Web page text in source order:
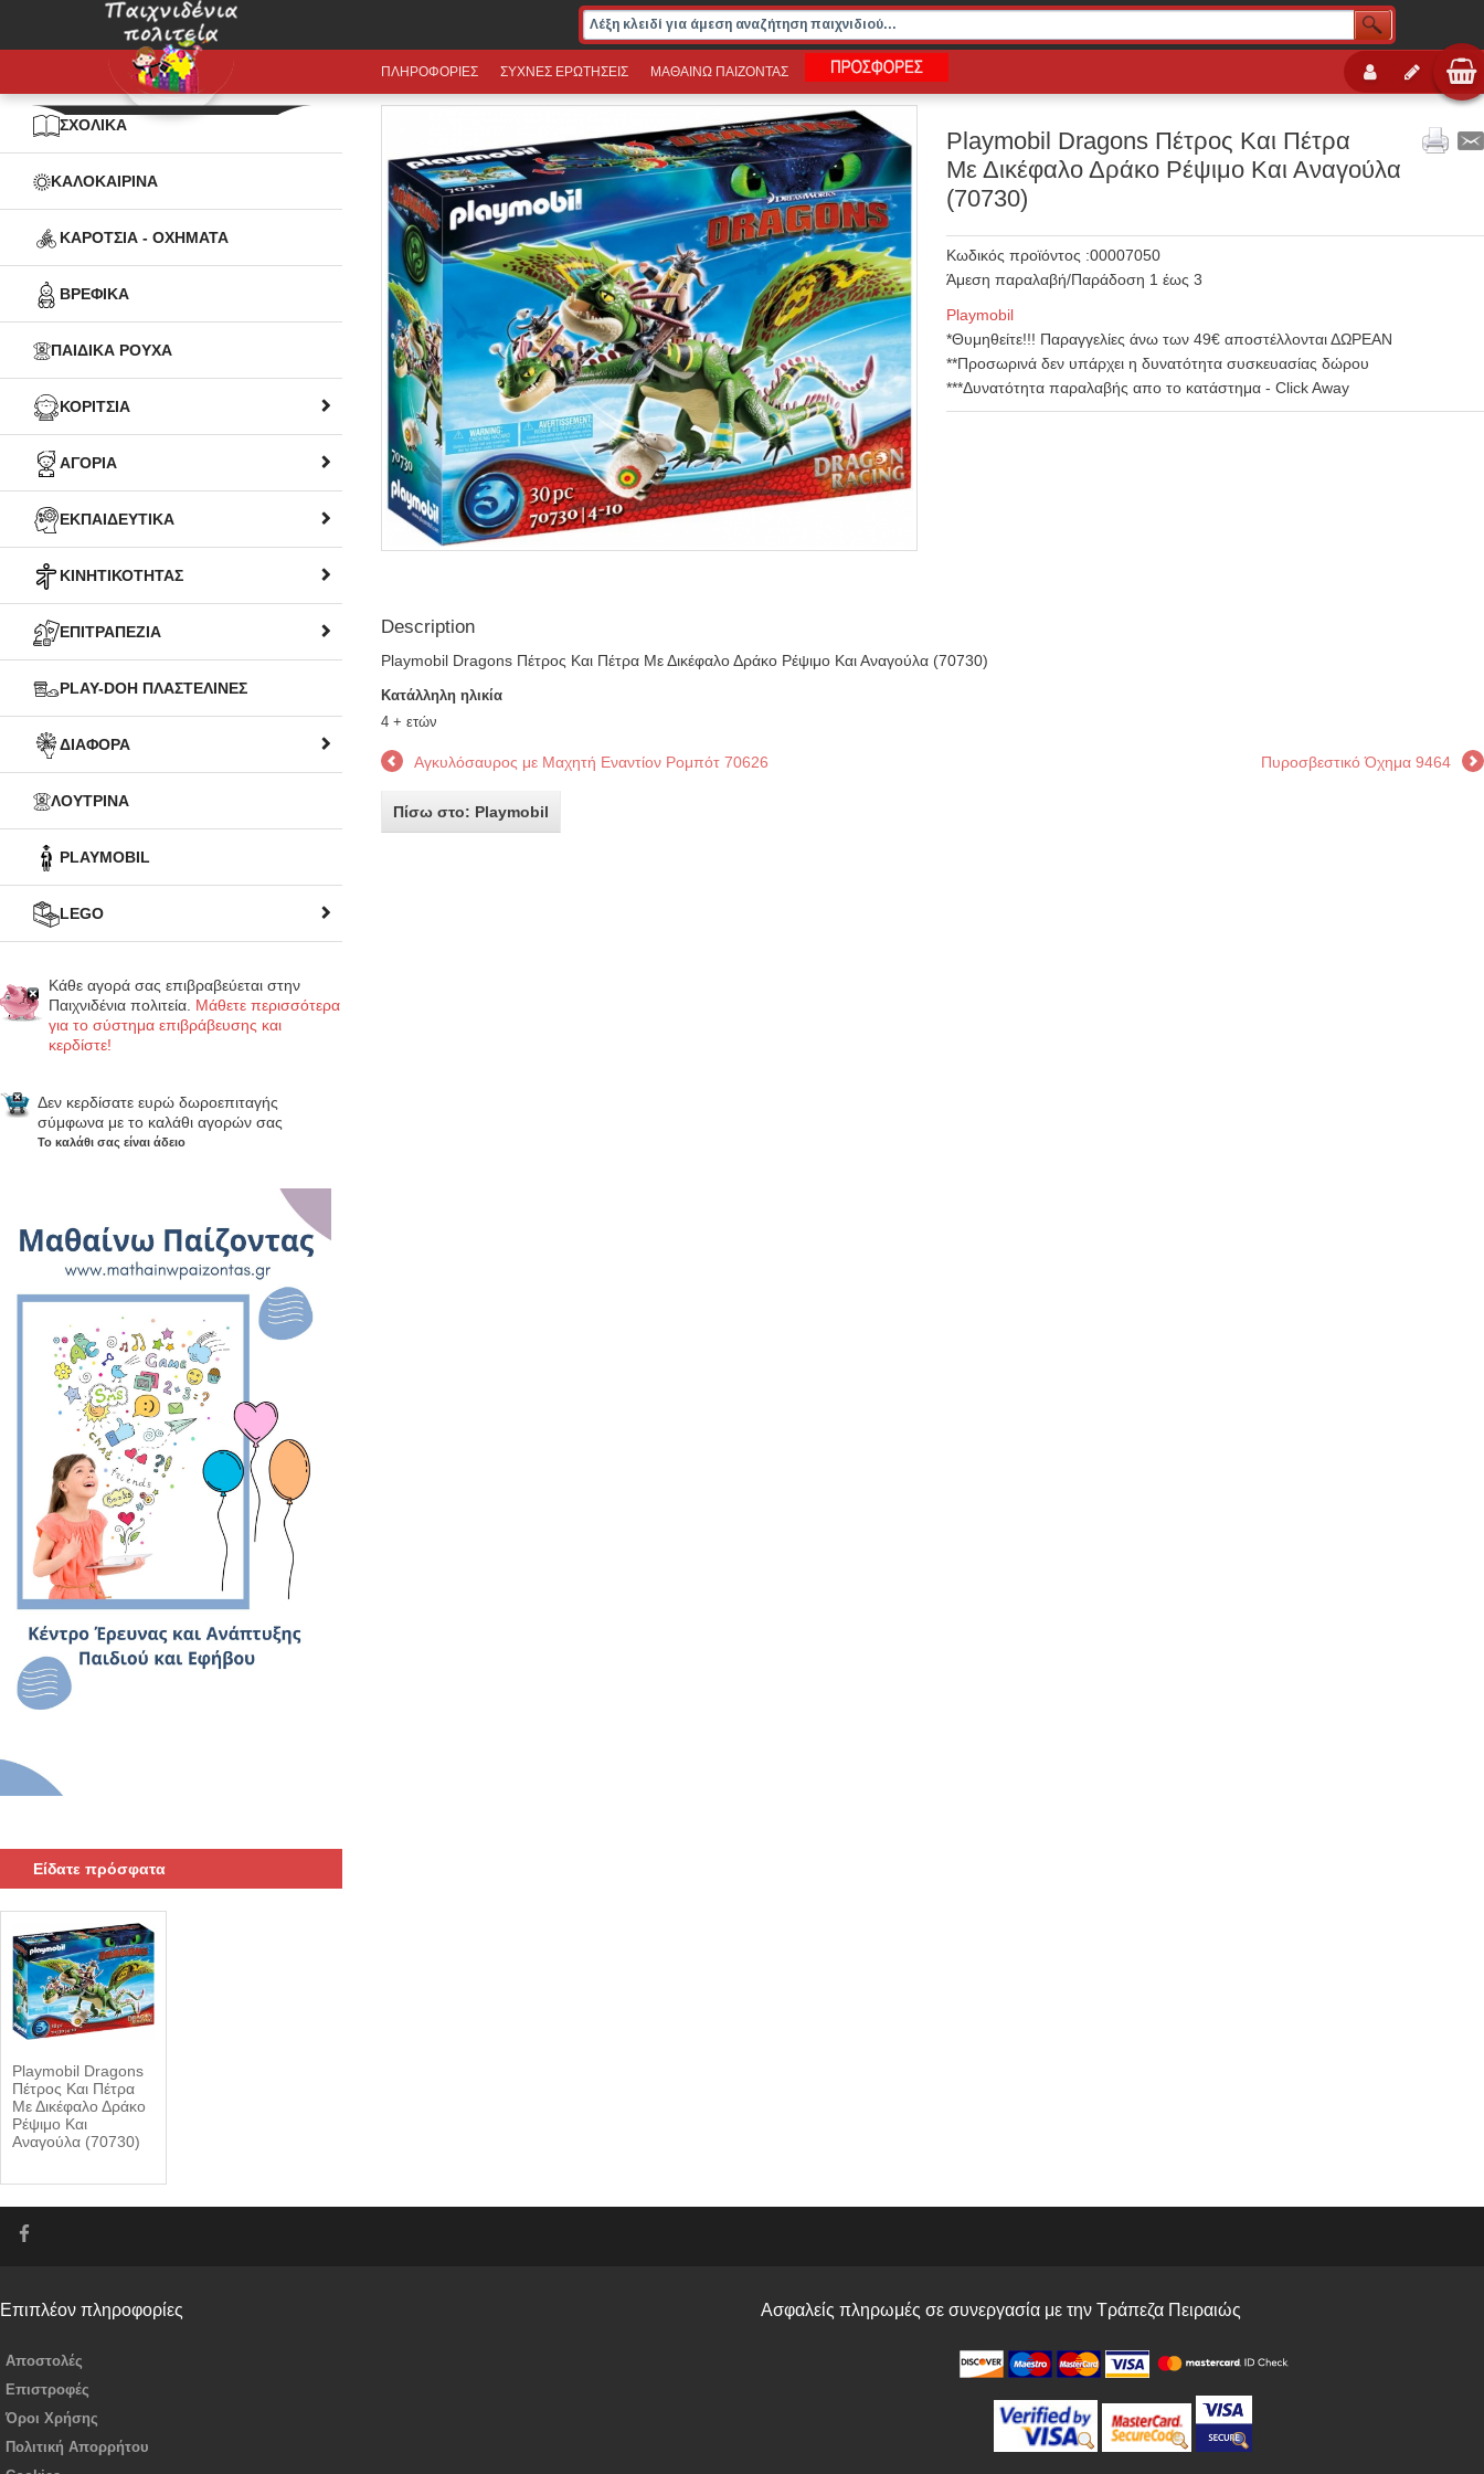
ΠΛΗΡΟΦΟΡΙΕΣ ΣΥΧΝΕΣ ΕΡΩΤΗΣΕΙΣ ΜΑΘΑΙΝΩ ΠΑΙΖΟΝΤΑΣ
ΣΧΟΛΙΚΑ
ΚΑΛΟΚΑΙΡΙΝΑ
ΚΑΡΟΤΣΙΑ - ΟΧΗΜΑΤΑ
ΒΡΕΦΙΚΑ
ΠΑΙΔΙΚΑ ΡΟΥΧΑ
ΚΟΡΙΤΣΙΑ
ΑΓΟΡΙΑ
ΕΚΠΑΙΔΕΥΤΙΚΑ
ΚΙΝΗΤΙΚΟΤΗΤΑΣ
ΕΠΙΤΡΑΠΕΖΙΑ
PLAY-DOH ΠΛΑΣΤΕΛΙΝΕΣ
ΔΙΑΦΟΡΑ
ΛΟΥΤΡΙΝΑ
PLAYMOBIL
LEGO
Κάθε αγορά σας επιβραβεύεται στην
Παιχνιδένια πολιτεία. Μάθετε περισσότερα
για το σύστημα επιβράβευσης και
κερδίστε!
Δεν κερδίσατε ευρώ δωροεπιταγής
σύμφωνα με το καλάθι αγορών σας
Το καλάθι σας είναι άδειο
Είδατε πρόσφατα
Playmobil Dragons
Πέτρος Και Πέτρα
Με Δικέφαλο Δράκο
Ρέψιμο Και
Αναγούλα (70730)
Playmobil Dragons Πέτρος Και Πέτρα
Με Δικέφαλο Δράκο Ρέψιμο Και Αναγούλα
(70730)
Κωδικός προϊόντος :00007050
Άμεση παραλαβή/Παράδοση 1 έως 3
Playmobil
*Θυμηθείτε!!! Παραγγελίες άνω των 49€ αποστέλλονται ΔΩΡΕΑΝ
**Προσωρινά δεν υπάρχει η δυνατότητα συσκευασίας δώρου
***Δυνατότητα παραλαβής απο το κατάστημα - Click Away
Description
Playmobil Dragons Πέτρος Και Πέτρα Με Δικέφαλο Δράκο Ρέψιμο Και Αναγούλα (70730)
Κατάλληλη ηλικία
4 + ετών
Πυροσβεστικό Όχημα 9464
Αγκυλόσαυρος με Μαχητή Εναντίον Ρομπότ 70626
Πίσω στο: Playmobil
Επιπλέον πληροφορίες
Αποστολές
Επιστροφές
Όροι Χρήσης
Πολιτική Απορρήτου
Ασφαλείς πληρωμές σε συνεργασία με την Τράπεζα Πειραιώς